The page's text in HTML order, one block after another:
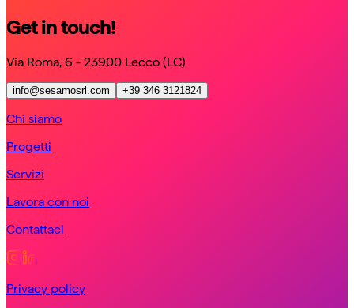
Get in touch!
Via Roma, 6 - 23900 Lecco (LC)
info@sesamosrl.com +39 346 3121824
Chi siamo
Progetti
Servizi
Lavora con noi
Contattaci
Privacy policy